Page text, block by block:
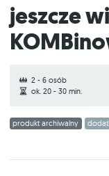
Jeszcze więcej
2 - 6 osób
ok. 20 - 30 min.
produkt archiwalny